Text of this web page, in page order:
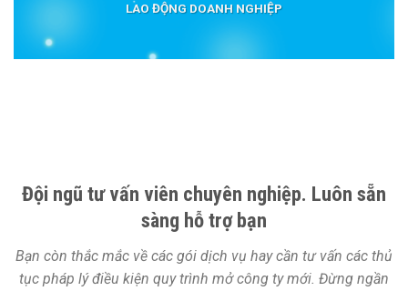
LAO ĐỘNG DOANH NGHIỆP
Đội ngũ tư vấn viên chuyên nghiệp. Luôn sẵn
sàng hỗ trợ bạn
Bạn còn thắc mắc về các gói dịch vụ hay cần tư vấn các thủ
tục pháp lý điều kiện quy trình mở công ty mới. Đừng ngần